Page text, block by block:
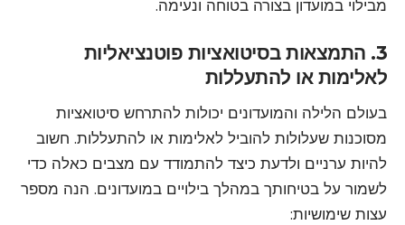
מבילוי במועדון בצורה בטוחה ונעימה.
3. התמצאות בסיטואציות פוטנציאליות
לאלימות או להתעללות
בעולם הלילה והמועדונים יכולות להתרחש סיטואציות
מסוכנות שעלולות להוביל לאלימות או להתעללות. חשוב
להיות ערניים ולדעת כיצד להתמודד עם מצבים כאלה כדי
לשמור על בטיחותך במהלך בילויים במועדונים. הנה מספר
עצות שימושיות: